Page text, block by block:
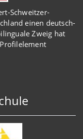
Schweitzer-
einen deutsch-
Zweig hat